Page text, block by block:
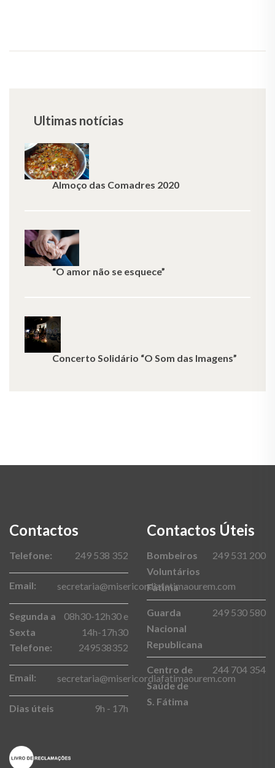
Ultimas notícias
Almoço das Comadres 2020
“O amor não se esquece”
Concerto Solidário “O Som das Imagens”
Contactos
Telefone: 249 538 352
Email: secretaria@misericordiafatimaourem.com
Segunda a
Sexta
08h30-12h30 e
14h-17h30
Telefone:
249538352
Email: secretaria@misericordiafatimaourem.com
Dias úteis 9h - 17h
Contactos Úteis
Bombeiros
Voluntários
Fátima
249 531 200
Guarda
Nacional
Republicana
249 530 580
Centro de
Saúde de
S. Fátima
244 704 354